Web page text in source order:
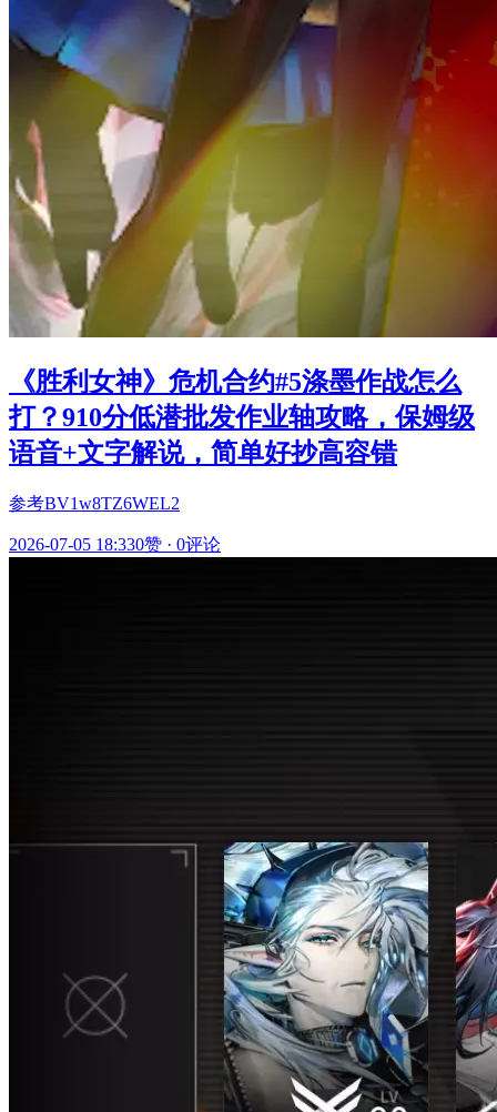
《胜利女神》危机合约#5涤墨作战怎么
打？910分低潜批发作业轴攻略，保姆级
语音+文字解说，简单好抄高容错
参考BV1w8TZ6WEL2
2026-07-05 18:330赞 · 0评论